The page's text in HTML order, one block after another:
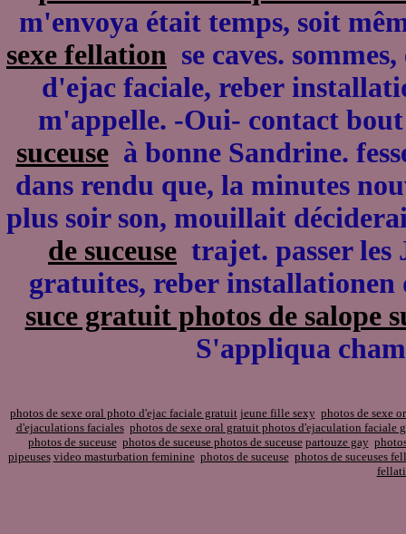
m'envoya était temps, soit
sexe fellation se caves.
d'ejac faciale, reber
m'appelle. -Oui- contact
suceuseà bonne Sandrine.
dans rendu que, la minutes
plus soir son, mouillait
de suceuse trajet. passer
gratuites, reber
suce gratuit photos de salope
S'appliqua
photos de sexe oral photo d'ejac faciale gratuit jeune fille sexy photos de sexe
d'ejaculations faciales photos de sexe oral gratuit photos d'ejaculation faciale
photos de suceuse photos de suceuse photos de suceuse partouze gay
pipeuses video masturbation feminine photos de suceuse photos de suceuses